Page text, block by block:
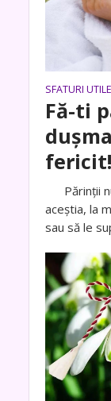
SFATURI UTILE
Fă-ti
fericit!
Părinţii
aceştia, la
sau să le